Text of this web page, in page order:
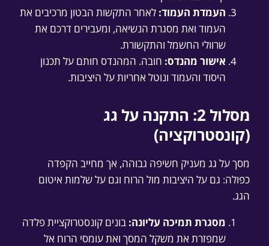
העמדת העמוד: לאחר התקשות הבטון מרכיבים את
העמוד ואת מסגרת הנשיאה, ומעבירים דרכם את
שרוולי החשמל והתקשורת.
אישור מהנדס: חובה. המהנדס חותם על תכנון
היסוד והעמוד ונוטל אחריות על היציבות.
מסלול 2: התקנה על גג
(קונסטרוקציה)
מסך על גג מעניק חשיפה גבוהה, אך מחייב הקפדה
כפולה: גם על היציבות מול הרוח וגם על שלמות איטום
הגג.
מסגרת תמיכה עליונה: בונים קונסטרוקציית פלדה
שמפזרת את משקל המסך ואת עומסי הרוח אל